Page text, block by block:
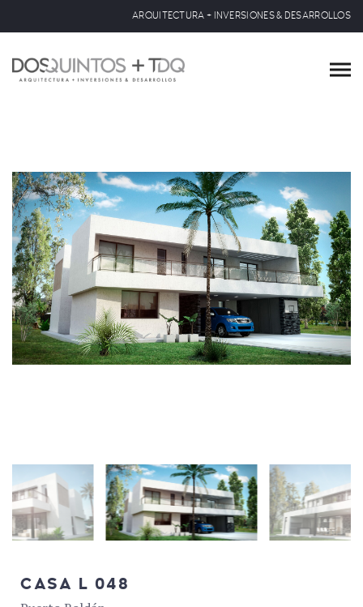
ARQUITECTURA + INVERSIONES & DESARROLLOS
CASA L 048